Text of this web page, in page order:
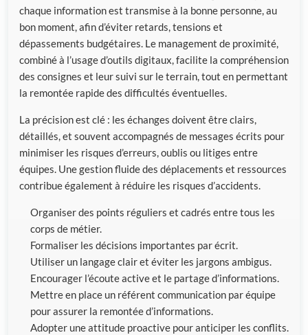
chaque information est transmise à la bonne personne, au
bon moment, afin d’éviter retards, tensions et
dépassements budgétaires. Le management de proximité,
combiné à l’usage d’outils digitaux, facilite la compréhension
des consignes et leur suivi sur le terrain, tout en permettant
la remontée rapide des difficultés éventuelles.
La précision est clé : les échanges doivent être clairs,
détaillés, et souvent accompagnés de messages écrits pour
minimiser les risques d’erreurs, oublis ou litiges entre
équipes. Une gestion fluide des déplacements et ressources
contribue également à réduire les risques d’accidents.
Organiser des points réguliers et cadrés entre tous les
corps de métier.
Formaliser les décisions importantes par écrit.
Utiliser un langage clair et éviter les jargons ambigus.
Encourager l’écoute active et le partage d’informations.
Mettre en place un référent communication par équipe
pour assurer la remontée d’informations.
Adopter une attitude proactive pour anticiper les conflits.